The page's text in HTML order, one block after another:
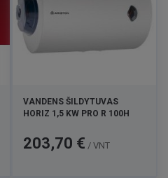
VANDENS ŠILDYTUVAS
HORIZ 1,5 KW PRO R 100H
Kaina
203,70 € / VNT